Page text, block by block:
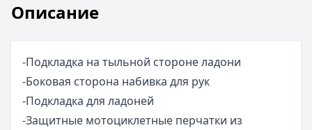
Описание
-Подкладка на тыльной стороне ладони
-Боковая сторона набивка для рук
-Подкладка для ладоней
-Защитные мотоциклетные перчатки из